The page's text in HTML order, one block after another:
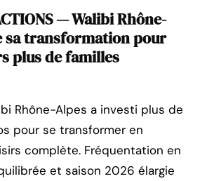
— Walibi Rhône-
sa transformation pour
plus de familles
Rhône-Alpes a investi plus de
pour se transformer en
complète. Fréquentation en
et saison 2026 élargie